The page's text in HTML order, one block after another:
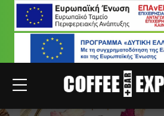
ΣΥΝΕΡΓΑΤΕΣ